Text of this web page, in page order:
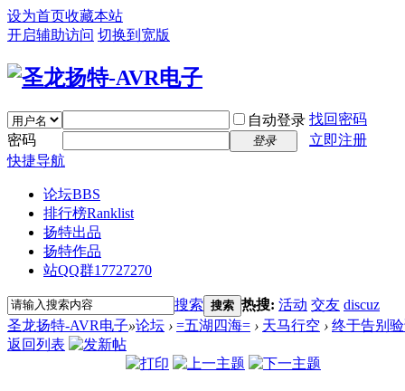
设为首页收藏本站
开启辅助访问 切换到宽版
自动登录 找回密码
密码
登录
立即注册
快捷导航
论坛BBS
排行榜Ranklist
扬特出品
扬特作品
站QQ群17727270
搜索 搜索 热搜: 活动 交友 discuz
圣龙扬特-AVR电子»论坛 › =五湖四海= › 天马行空 › 终于告别
返回列表